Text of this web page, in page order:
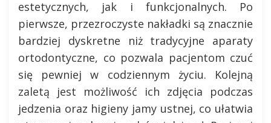
estetycznych, jak i funkcjonalnych. Po
pierwsze, przezroczyste nakładki są znacznie
bardziej dyskretne niż tradycyjne aparaty
ortodontyczne, co pozwala pacjentom czuć
się pewniej w codziennym życiu. Kolejną
zaletą jest możliwość ich zdjęcia podczas
jedzenia oraz higieny jamy ustnej, co ułatwia